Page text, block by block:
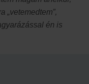
„vetemedtem”,
én is